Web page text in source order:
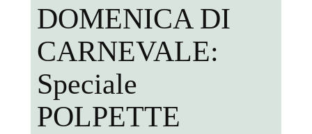
DOMENICA DI
CARNEVALE:
Speciale
POLPETTE